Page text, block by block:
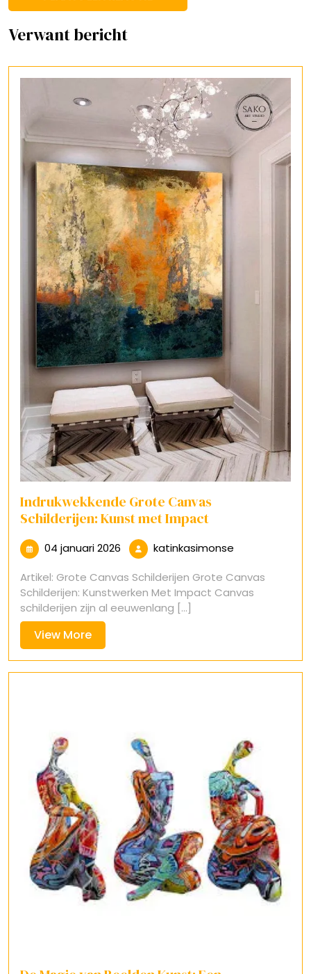
Verwant bericht
Indrukwekkende Grote Canvas
Schilderijen: Kunst met Impact
04 januari 2026 04
januari
2026
katinkasimonse
Artikel: Grote Canvas Schilderijen Grote Canvas
Schilderijen: Kunstwerken Met Impact Canvas
schilderijen zijn al eeuwenlang [...]
View MoreView
More